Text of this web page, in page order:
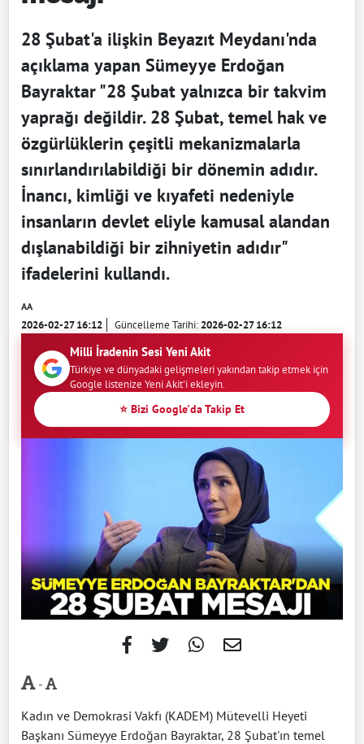
28 Şubat'a ilişkin Beyazıt Meydanı'nda
açıklama yapan Sümeyye Erdoğan
Bayraktar "28 Şubat yalnızca bir takvim
yaprağı değildir. 28 Şubat, temel hak ve
özgürlüklerin çeşitli mekanizmalarla
sınırlandırılabildiği bir dönemin adıdır.
İnancı, kimliği ve kıyafeti nedeniyle
insanların devlet eliyle kamusal alandan
dışlanabildiği bir zihniyetin adıdır"
ifadelerini kullandı.
AA
2026-02-27 16:12 Güncelleme Tarihi:2026-02-27 16:12
Milli İradenin Sesi Yeni Akit
Türkiye ve dünyadaki gelişmeleri yakından takip etmek için
Google listenize Yeni Akit'i ekleyin.
⭐ Bizi Google'da Takip Et
-
Kadın ve Demokrasi Vakfı (KADEM) Mütevelli Heyeti
Başkanı Sümeyye Erdoğan Bayraktar, 28 Şubat'ın temel